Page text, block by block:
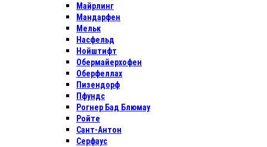
Майрлинг
Мандарфен
Мельк
Насфельд
Нойштифт
Обермайерхофен
Оберфеллах
Пизендорф
Пфундс
Рогнер Бад Блюмау
Ройте
Сант-Антон
Серфаус